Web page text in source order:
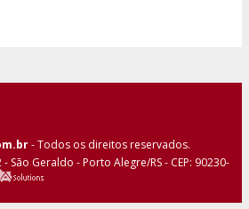
- Todos os direitos reservados.
São Geraldo - Porto Alegre/RS - CEP: 90230-